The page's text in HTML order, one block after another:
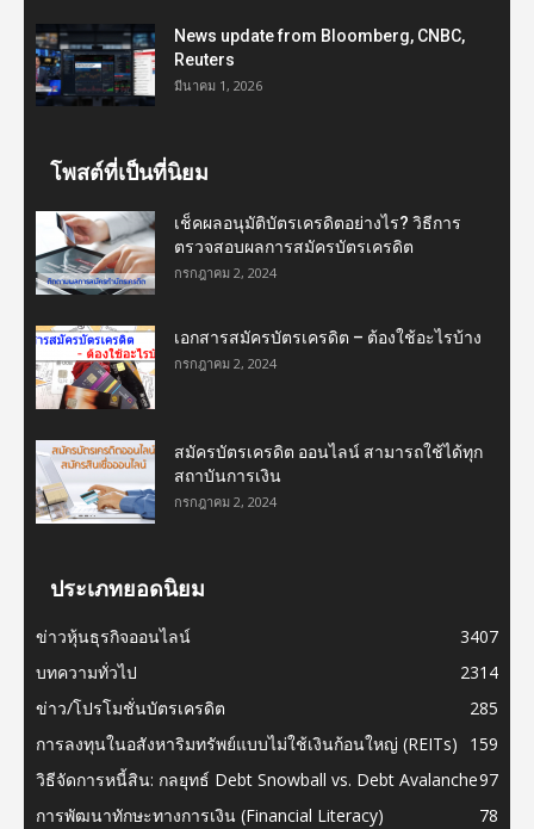
News update from Bloomberg, CNBC,
Reuters
มีนาคม 1, 2026
โพสต์ที่เป็นที่นิยม
เช็คผลอนุมัติบัตรเครดิตอย่างไร? วิธีการ
ตรวจสอบผลการสมัครบัตรเครดิต
กรกฎาคม 2, 2024
เอกสารสมัครบัตรเครดิต – ต้องใช้อะไรบ้าง
กรกฎาคม 2, 2024
สมัครบัตรเครดิต ออนไลน์ สามารถใช้ได้ทุก
สถาบันการเงิน
กรกฎาคม 2, 2024
ประเภทยอดนิยม
ข่าวหุ้นธุรกิจออนไลน์
3407
บทความทั่วไป
2314
ข่าว/โปรโมชั่นบัตรเครดิต
285
การลงทุนในอสังหาริมทรัพย์แบบไม่ใช้เงินก้อนใหญ่ (REITs)
159
วิธีจัดการหนี้สิน: กลยุทธ์ Debt Snowball vs. Debt Avalanche97
การพัฒนาทักษะทางการเงิน (Financial Literacy)
78